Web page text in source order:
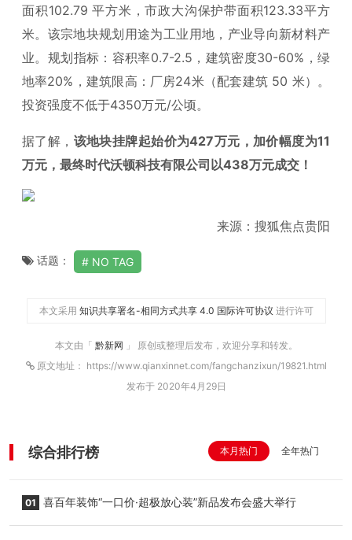
面积102.79 平方米，市政大沟保护带面积123.33平方
米。该宗地块规划用途为工业用地，产业导向新材料产
业。规划指标：容积率0.7-2.5，建筑密度30-60%，绿
地率20%，建筑限高：厂房24米（配套建筑 50 米）。
投资强度不低于4350万元/公顷。
据了解， 该地块挂牌起始价为427万元，加价幅度为11
万元，最终时代沃顿科技有限公司以438万元成交！
来源：搜狐焦点贵阳
话题： NO TAG
本文采用 知识共享署名-相同方式共享 4.0 国际许可协议 进行许可
本文由「 黔新网 」 原创或整理后发布，欢迎分享和转发。
原文地址： https://www.qianxinnet.com/fangchanzixun/19821.html
发布于 2020年4月29日
综合排行榜 本月热门 全年热门
01 喜百年装饰“一口价·超极放心装”新品发布会盛大举行